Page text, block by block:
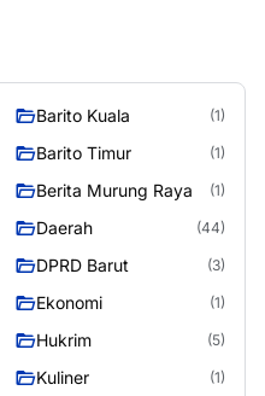
Barito Kuala (1)
Barito Timur (1)
Berita Murung Raya (1)
Daerah (44)
DPRD Barut (3)
Ekonomi (1)
Hukrim (5)
Kuliner (1)